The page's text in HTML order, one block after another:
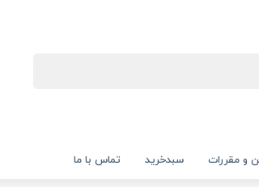
و مقررات سبدخرید تماس با ما